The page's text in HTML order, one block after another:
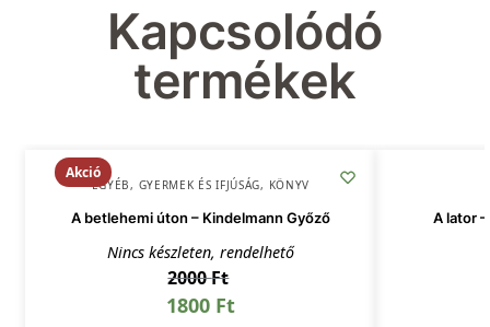
Kapcsolódó
termékek
Akció
EGYÉB, GYERMEK ÉS IFJÚSÁG, KÖNYV
A betlehemi úton – Kindelmann Győző
Nincs készleten, rendelhető
2000Ft
1800 Ft
A lator